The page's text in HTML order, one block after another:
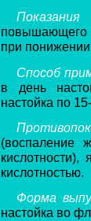
при
Способ
в день
настойка по
(воспаление
кислотностью.
Форма
настойка во